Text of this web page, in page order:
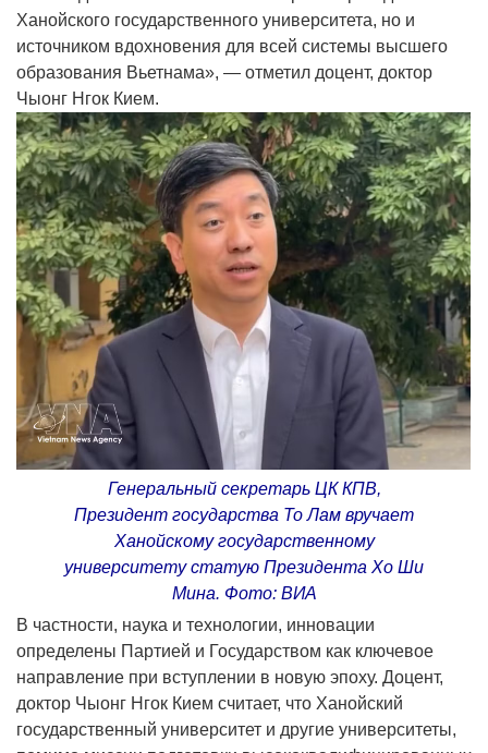
Ханойского государственного университета, но и
источником вдохновения для всей системы высшего
образования Вьетнама», — отметил доцент, доктор
Чыонг Нгок Кием.
Генеральный секретарь ЦК КПВ,
Президент государства То Лам вручает
Ханойскому государственному
университету статую Президента Хо Ши
Мина. Фото: ВИА
В частности, наука и технологии, инновации
определены Партией и Государством как ключевое
направление при вступлении в новую эпоху. Доцент,
доктор Чыонг Нгок Кием считает, что Ханойский
государственный университет и другие университеты,